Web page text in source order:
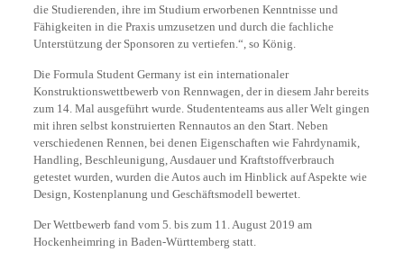
die Studierenden, ihre im Studium erworbenen Kenntnisse und
Fähigkeiten in die Praxis umzusetzen und durch die fachliche
Unterstützung der Sponsoren zu vertiefen.“, so König.
Die Formula Student Germany ist ein internationaler
Konstruktionswettbewerb von Rennwagen, der in diesem Jahr bereits
zum 14. Mal ausgeführt wurde. Studententeams aus aller Welt gingen
mit ihren selbst konstruierten Rennautos an den Start. Neben
verschiedenen Rennen, bei denen Eigenschaften wie Fahrdynamik,
Handling, Beschleunigung, Ausdauer und Kraftstoffverbrauch
getestet wurden, wurden die Autos auch im Hinblick auf Aspekte wie
Design, Kostenplanung und Geschäftsmodell bewertet.
Der Wettbewerb fand vom 5. bis zum 11. August 2019 am
Hockenheimring in Baden-Württemberg statt.